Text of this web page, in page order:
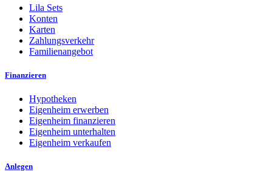
Lila Sets
Konten
Karten
Zahlungsverkehr
Familienangebot
Finanzieren
Hypotheken
Eigenheim erwerben
Eigenheim finanzieren
Eigenheim unterhalten
Eigenheim verkaufen
Anlegen